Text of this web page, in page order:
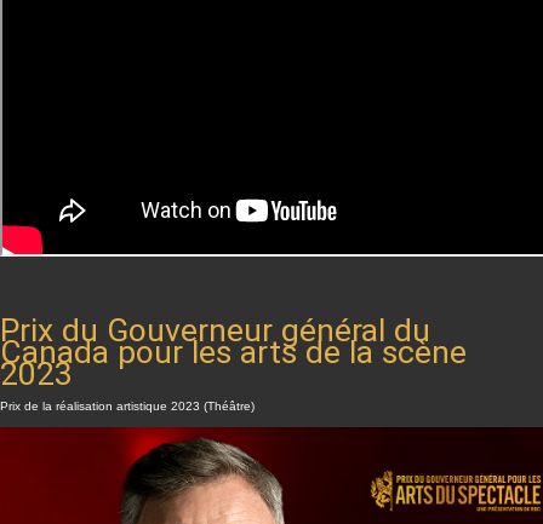
Prix du Gouverneur général du
Canada pour les arts de la scène
2023
Prix de la réalisation artistique 2023 (Théâtre)